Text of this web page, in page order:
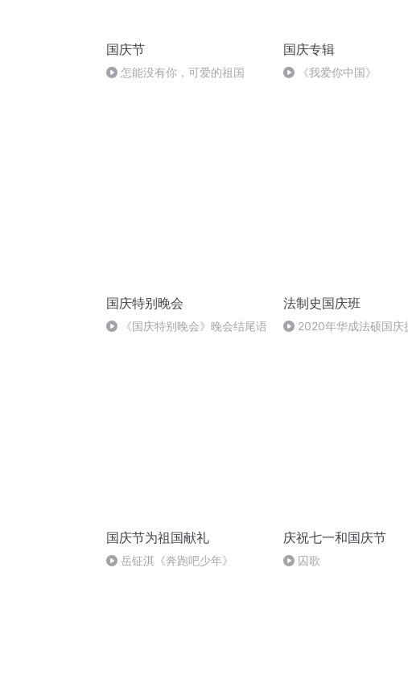
国庆节
怎能没有你，可爱的祖国
国庆专辑
《我爱你中国》
国庆特别晚会
《国庆特别晚会》晚会结尾语
法制史国庆班
2020年华成法硕国庆
国庆节为祖国献礼
岳钲淇《奔跑吧少年》
庆祝七一和国庆节
囚歌